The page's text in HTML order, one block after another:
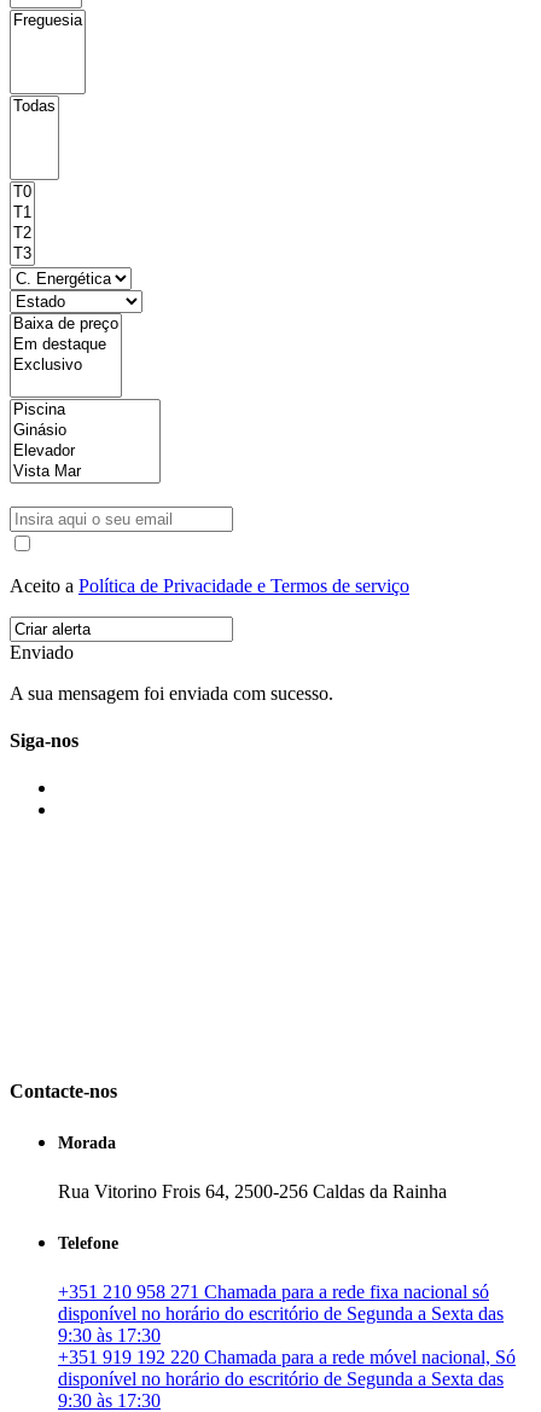
Aceito a Política de Privacidade e Termos de serviço
Enviado
A sua mensagem foi enviada com sucesso.
Siga-nos
Contacte-nos
Morada
Rua Vitorino Frois 64, 2500-256 Caldas da Rainha
Telefone
+351 210 958 271 Chamada para a rede fixa nacional só
disponível no horário do escritório de Segunda a Sexta das
9:30 às 17:30
+351 919 192 220 Chamada para a rede móvel nacional, Só
disponível no horário do escritório de Segunda a Sexta das
9:30 às 17:30